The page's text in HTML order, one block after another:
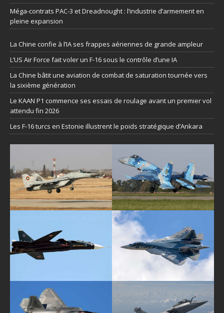
Méga-contrats PAC-3 et Dreadnought : l’industrie d’armement en
pleine expansion
La Chine confie à l’IA ses frappes aériennes de grande ampleur
L’US Air Force fait voler un F-16 sous le contrôle d’une IA
La Chine bâtit une aviation de combat de saturation tournée vers
la sixième génération
Le KAAN P1 commence ses essais de roulage avant un premier vol
attendu fin 2026
Les F-16 turcs en Estonie illustrent le poids stratégique d’Ankara